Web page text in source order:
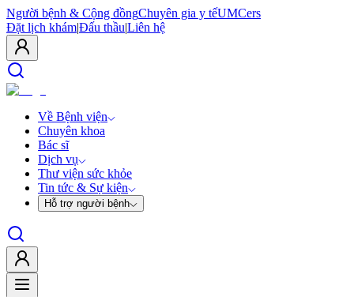
Người bệnh & Cộng đồngChuyên gia y tếUMCers
Đặt lịch khám|Đấu thầu|Liên hệ
Về Bệnh viện
Chuyên khoa
Bác sĩ
Dịch vụ
Thư viện sức khỏe
Tin tức & Sự kiện
Hỗ trợ người bệnh